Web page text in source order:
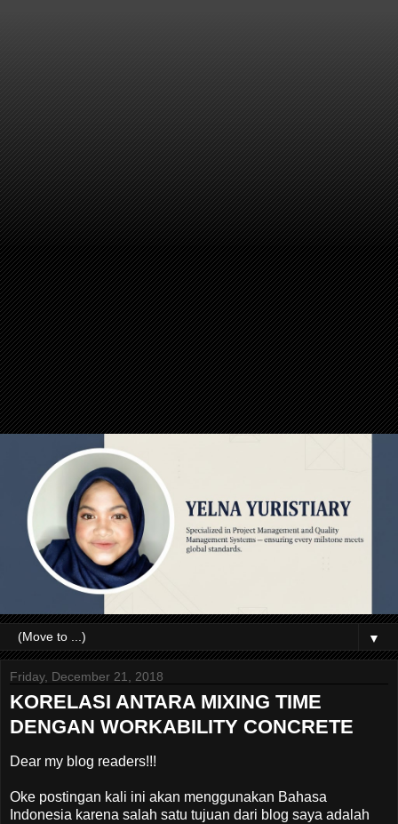
▼
Friday, December 21, 2018
KORELASI ANTARA MIXING TIME
DENGAN WORKABILITY CONCRETE
Dear my blog readers!!!
Oke postingan kali ini akan menggunakan Bahasa
Indonesia karena salah satu tujuan dari blog saya adalah